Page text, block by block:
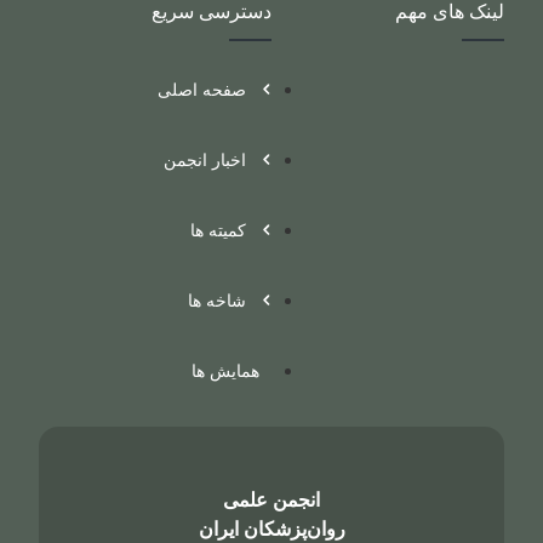
انجمن علمی
روان‌پزشکان ایران
دسترسی سریع
صفحه اصلی
اخبار انجمن
کمیته ها
شاخه ها
همایش ها
لینک های مهم